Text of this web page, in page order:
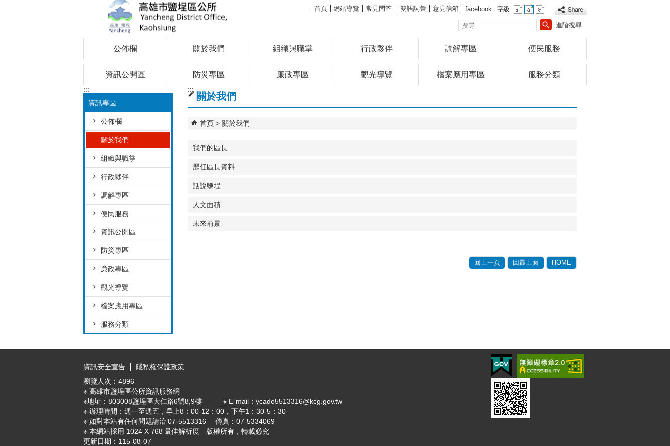
:::首頁 網站導覽 常見問答 雙語詞彙 意見信箱 facebook
字級:
搜
尋
進階搜尋
公佈欄 關於我們 組織與職掌 行政夥伴 調解專區 便民服務
資訊公開區 防災專區 廉政專區 觀光導覽 檔案應用專區 服務分類
:::
資訊專區
公佈欄
關於我們
組織與職掌
行政夥伴
調解專區
便民服務
資訊公開區
防災專區
廉政專區
觀光導覽
檔案應用專區
服務分類
:::
關於我們
首頁 關於我們
我們的區長
歷任區長資料
話說鹽埕
人文面積
未來前景
回上一頁 回最上面 HOME
資訊安全宣告
隱私權保護政策
瀏覽人次： 4896
※ 高雄市鹽埕區公所資訊服務網
※地址：803008鹽埕區大仁路6號8,9樓 ※ E-mail：ycado5513316@kcg.gov.tw
※ 辦理時間：週一至週五，早上8：00-12：00，下午1：30-5：30
※ 如對本站有任何問題請洽 07-5513316 傳真：07-5334069
※ 本網站採用 1024 X 768 最佳解析度 版權所有，轉載必究
更新日期： 115-08-07